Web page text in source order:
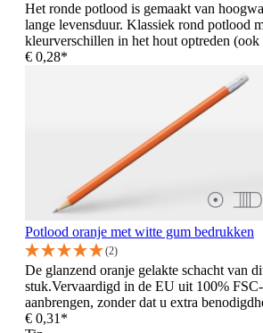
Het ronde potlood is gemaakt van
lange levensduur. Klassiek rond potlood
kleurverschillen in het hout optreden
€ 0,28*
Potlood oranje met witte gum bedrukken
(2)
De glanzend oranje gelakte schacht van
stuk.Vervaardigd in de EU uit 100%
aanbrengen, zonder dat u extra
€ 0,31*